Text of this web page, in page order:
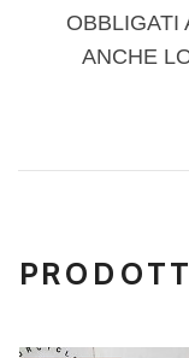
OBBLIGATI
ANCHE